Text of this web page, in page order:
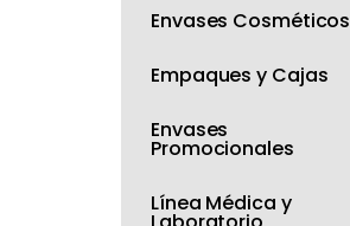
Envases Cosméticos
Empaques y Cajas
Envases
Promocionales
Línea Médica y